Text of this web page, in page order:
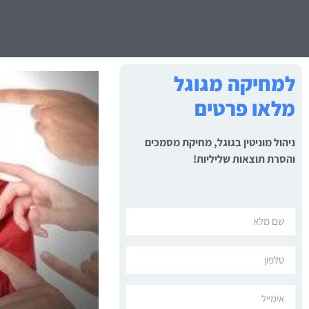
למחיקה מגוגל
מלאו פרטים
ניהול מוניטין בגוגל, מחיקת מסמכים
והסרת תוצאות שליליות!